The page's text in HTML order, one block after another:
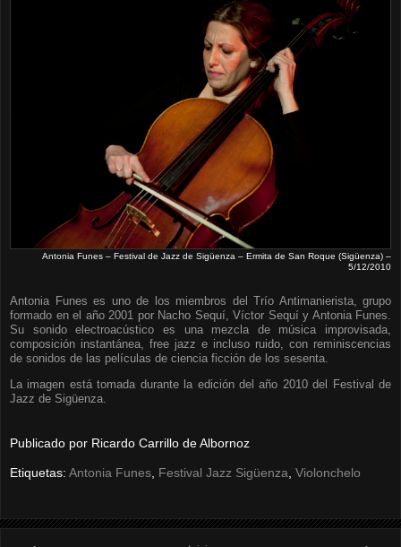
Antonia Funes – Festival de Jazz de Sigüenza – Ermita de San Roque (Sigüenza) –
5/12/2010
Antonia Funes es uno de los miembros del Trío Antimanierista, grupo
formado en el año 2001 por Nacho Sequí, Víctor Sequí y Antonia Funes.
Su sonido electroacústico es una mezcla de música improvisada,
composición instantánea, free jazz e incluso ruido, con reminiscencias
de sonidos de las películas de ciencia ficción de los sesenta.
La imagen está tomada durante la edición del año 2010 del Festival de
Jazz de Sigüenza.
Publicado por Ricardo Carrillo de Albornoz
Etiquetas: Antonia Funes Festival Jazz Sigüenza Violonchelo